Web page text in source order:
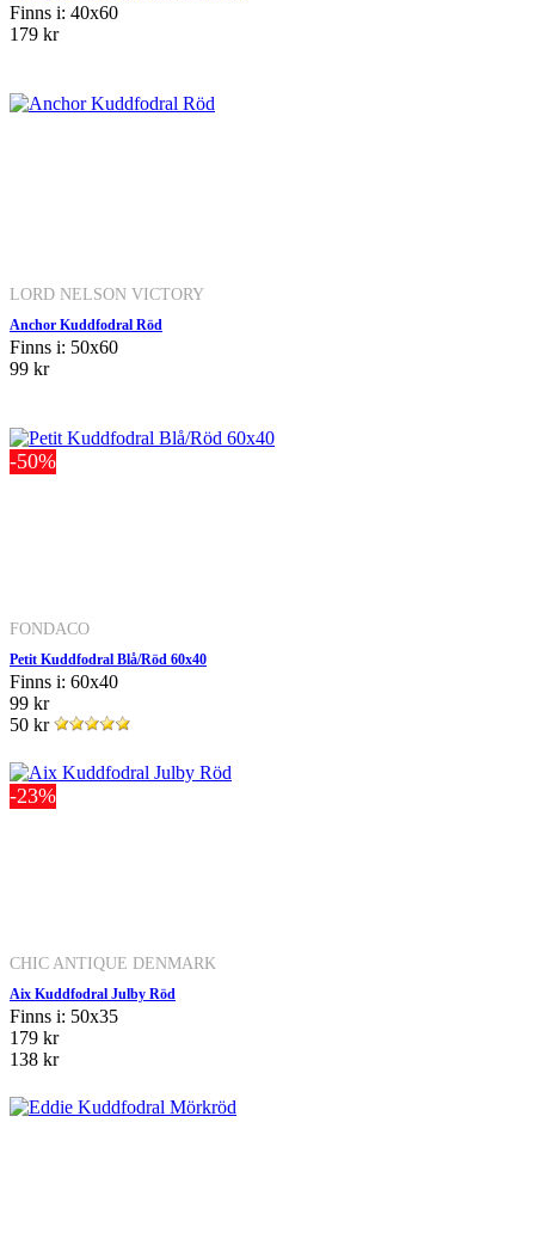
Finns i: 40x60
179 kr
LORD NELSON VICTORY
Anchor Kuddfodral Röd
Finns i: 50x60
99 kr
-50%
FONDACO
Petit Kuddfodral Blå/Röd 60x40
Finns i: 60x40
99 kr
50 kr
-23%
CHIC ANTIQUE DENMARK
Aix Kuddfodral Julby Röd
Finns i: 50x35
179 kr
138 kr